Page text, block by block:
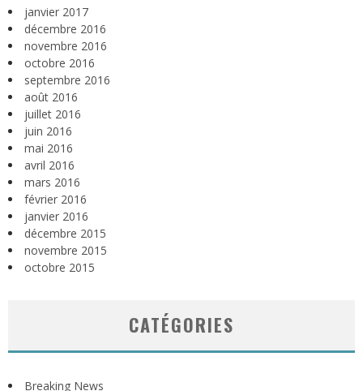
janvier 2017
décembre 2016
novembre 2016
octobre 2016
septembre 2016
août 2016
juillet 2016
juin 2016
mai 2016
avril 2016
mars 2016
février 2016
janvier 2016
décembre 2015
novembre 2015
octobre 2015
CATÉGORIES
Breaking News